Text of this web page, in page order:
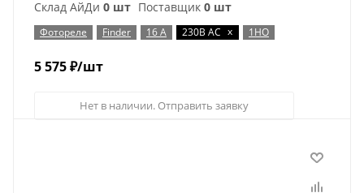
Склад АйДи 0 шт Поставщик 0 шт
Фотореле Finder 16 А 230В AC x 1НО
5 575₽/шт
Нет в наличии. Отправить заявку